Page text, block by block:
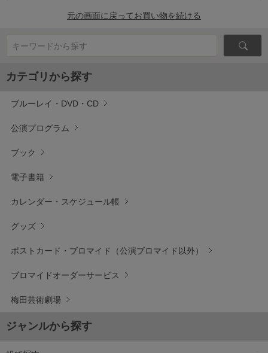
元の画面に戻ってお買い物を続ける
キーワードから探す
カテゴリから探す
ブルーレイ・DVD・CD
公演プログラム
ブック
電子書籍
カレンダー・スケジュール帳
グッズ
ポストカード・ブロマイド（公演ブロマイド以外）
ブロマイドオーダーサービス
梅田芸術劇場
ジャンルから探す